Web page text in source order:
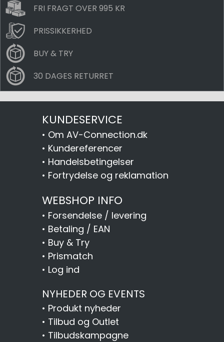
FRI FRAGT OVER 995 KR
PRISSIKKERHED
BUY & TRY
30 DAGES RETURRET
KUNDESERVICE
• Om AV-Connection.dk
• Kundereferencer
• Handelsbetingelser
• Fortrydelse og reklamation
WEBSHOP INFO
• Forsendelse / levering
• Betaling / EAN
• Buy & Try
• Prismatch
• Log ind
NYHEDER OG EVENTS
• Produkt nyheder
• Tilbud og Outlet
• Tilbudskampagne